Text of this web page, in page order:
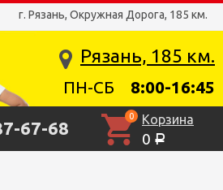
г. Рязань, Окружная Дорога, 185 км.
Рязань, 185 км.
ПН-СБ 8:00-16:45
67-68
0 Корзина
0 Р